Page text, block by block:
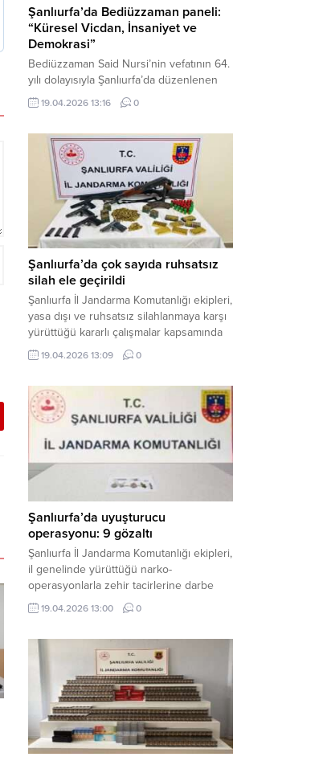
Şanlıurfa’da Bediüzzaman paneli:
“Küresel Vicdan, İnsaniyet ve
Demokrasi”
Bediüzzaman Said Nursi’nin vefatının 64.
yılı dolayısıyla Şanlıurfa’da düzenlenen
panelde, günümüzün manevi ve
toplumsal sorunlarına Risale-i Nur
Necmettin Cevheri Kültür Merkezi’nde
gerçekleştirilen “Küresel Vicdan,
İnsaniyet ve Demokrasi” başlıklı panel,
hürriyet, adalet ve hukuk vurgularıyla
yoğun katılıma sahne oldu. Haber
Merkezi – Bediüzzaman Eğitim Kültür ve
Sanat...
19.04.2026 13:16 0
Şanlıurfa’da çok sayıda ruhsatsız
silah ele geçirildi
Şanlıurfa İl Jandarma Komutanlığı ekipleri,
yasa dışı ve ruhsatsız silahlanmaya karşı
yürüttüğü kararlı çalışmalar kapsamında
Bozova ilçesinde bir ikamete operasyon
düzenledi. Yapılan aramada çok sayıda
mühimmat ele geçirildi. Haber Merkezi –
Şanlıurfa Valiliği İl Basın ve Halkla İlişkiler
Müdürlüğü tarafından yapılan açıklamaya
göre; 17 Nisan...
19.04.2026 13:09 0
Şanlıurfa’da uyuşturucu
operasyonu: 9 gözaltı
Şanlıurfa İl Jandarma Komutanlığı ekipleri,
il genelinde yürüttüğü narko-
operasyonlarla zehir tacirlerine darbe
indirdi. Üç ilçede eş zamanlı
gerçekleştirilen faaliyetlerde çeşitli
şüpheli hakkında adli işlem başlatıldı.
Haber Merkezi – Şanlıurfa Valiliği İl Basın
ve Halkla İlişkiler Müdürlüğü’nden yapılan
açıklamaya göre, İl Jandarma Komutanlığı
tarafından “Narkotik Suçlarla...
19.04.2026 13:00 0